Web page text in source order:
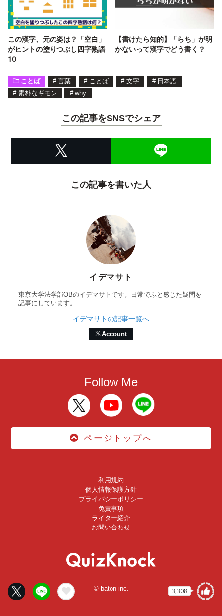
3,308
この漢字、元の姿は？「空白」
がヒントの塗りつぶし四字熟語
10
【書けたら知的】「らち」が明
かないって漢字でどう書く？
ことば # 言葉 # ことば # 文字 # 日本語
# 素朴なギモン # why
この記事をSNSでシェア
この記事を書いた人
イデマサト
東京大学法学部OBのイデマサトです。日常でふと感じた疑問を
記事にしています。
イデマサトの記事一覧へ
Account
Follow Me
ページトップへ
利用規約
個人情報保護方針
プライバシーポリシー
免責事項
ライター紹介
お問い合わせ
© baton inc.